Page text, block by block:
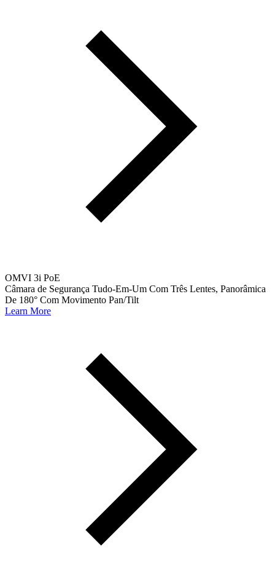
OMVI 3i PoE
Câmara de Segurança Tudo-Em-Um Com Três Lentes, Panorâmica
De 180° Com Movimento Pan/Tilt
Learn More